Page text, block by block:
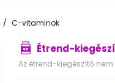
C-vitaminok
Étrend-
Az étrend-kiegészítő